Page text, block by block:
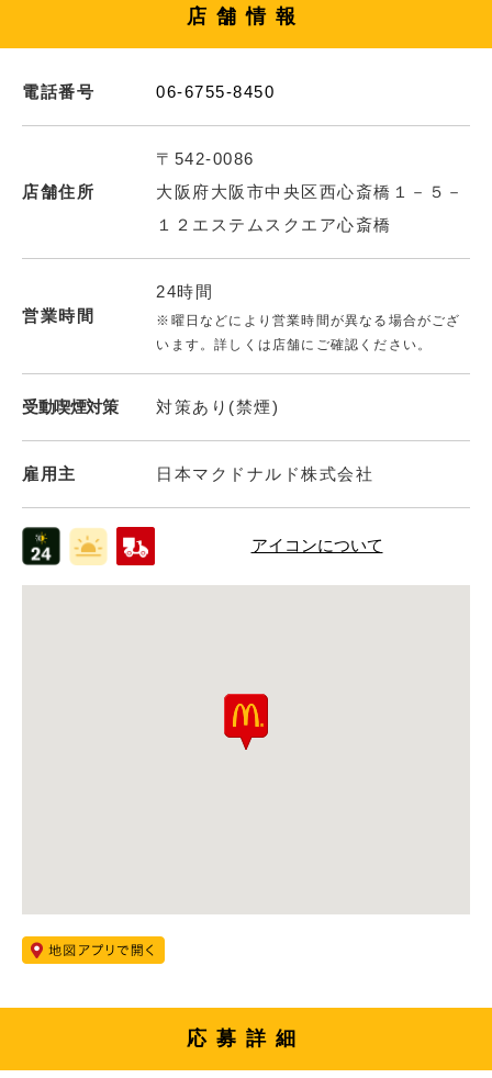
店舗情報
電話番号 06-6755-8450
店舗住所
〒542-0086
大阪府大阪市中央区西心斎橋１－５－
１２エステムスクエア心斎橋
営業時間
24時間
※曜日などにより営業時間が異なる場合がござ
います。詳しくは店舗にご確認ください。
受動喫煙対策 対策あり(禁煙)
雇用主 日本マクドナルド株式会社
アイコンについて
応募詳細